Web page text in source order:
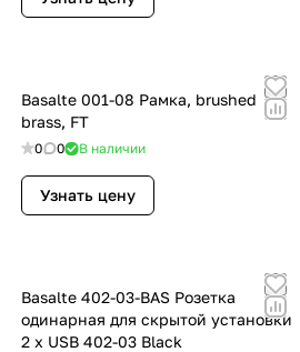
Basalte 001-08 Рамка, brushed
brass, FT
0 0 В наличии
Узнать цену
Basalte 402-03-BAS Розетка
одинарная для скрытой установки
2 х USB 402-03 Black